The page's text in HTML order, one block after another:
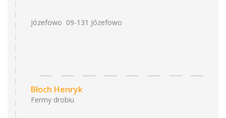
Józefowo 09-131 Józefowo
Błoch Henryk
Fermy drobiu